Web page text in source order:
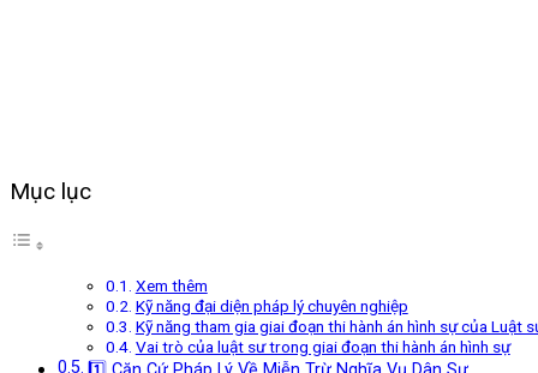
Mục lục
Xem thêm
Kỹ năng đại diện pháp lý chuyên nghiệp
Kỹ năng tham gia giai đoạn thi hành án hình sự của Luật
Vai trò của luật sư trong giai đoạn thi hành án hình sự